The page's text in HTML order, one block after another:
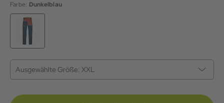
Farbe: Dunkelblau
Ausgewählte Größe: XXL